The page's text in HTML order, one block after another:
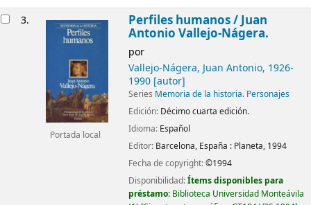
3.
Portada local
Perfiles humanos /Juan
Antonio Vallejo-Nágera.
por
Vallejo-Nágera, Juan Antonio, 1926-
1990[autor]
Series Memoria de la historia. Personajes
Edición: Décimo cuarta edición.
Idioma: Español
Editor: Barcelona, España : Planeta, 1994
Fecha de copyright:©1994
Disponibilidad:Ítems disponibles para
préstamo: Biblioteca Universidad Monteávila